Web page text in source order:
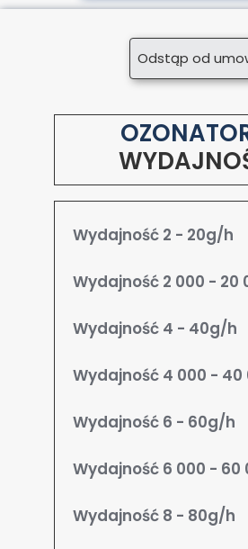
Odstąp od
Wydajność 2 - 20g/h
Wydajność 2 000 - 20
Wydajność 4 - 40g/h
Wydajność 4 000 -
Wydajność 6 - 60g/h
Wydajność 6 000 -
Wydajność 8 - 80g/h